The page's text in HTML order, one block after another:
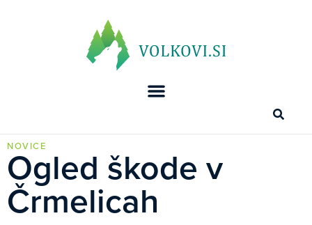
NOVICE
Ogled škode v
Črmelicah